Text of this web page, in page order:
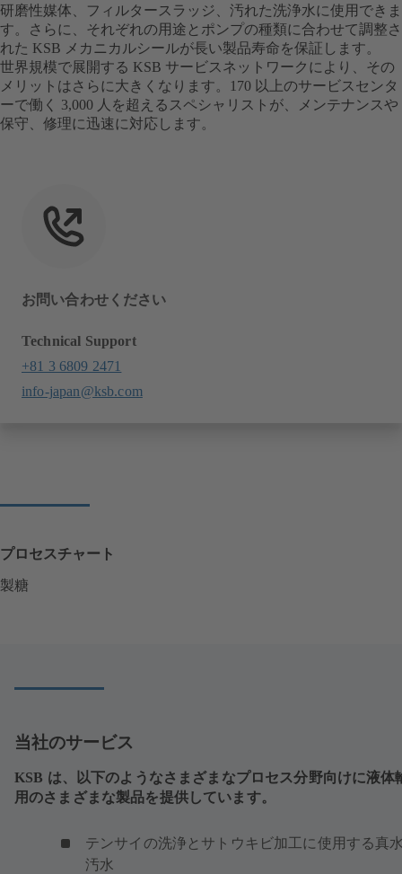
研磨性媒体、フィルタースラッジ、汚れた洗浄水に使用できま
す。さらに、それぞれの用途とポンプの種類に合わせて調整さ
れた KSB メカニカルシールが長い製品寿命を保証します。
世界規模で展開する KSB サービスネットワークにより、その
メリットはさらに大きくなります。170 以上のサービスセンタ
ーで働く 3,000 人を超えるスペシャリストが、メンテナンスや
保守、修理に迅速に対応します。
お問い合わせください
Technical Support
+81 3 6809 2471
info-japan@ksb.com
プロセスチャート
製糖
ブ
き
す
）
当社のサービス
KSB は、以下のようなさまざまなプロセス分野向けに液体
用のさまざまな製品を提供しています。
テンサイの洗浄とサトウキビ加工に使用する真
汚水